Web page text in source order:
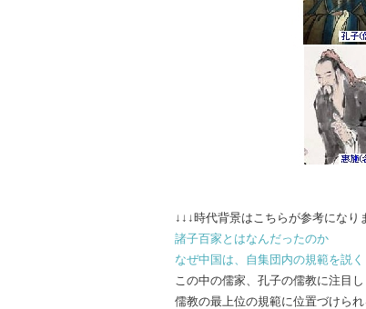
↓↓↓時代背景はこちらが参考になり
諸子百家とはなんだったのか
なぜ中国は、自集団内の規範を説
この中の儒家、孔子の儒教に注目し
儒教の最上位の規範に位置づけられ